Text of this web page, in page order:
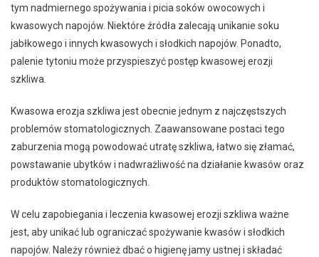
tym nadmiernego spożywania i picia soków owocowych i
kwasowych napojów. Niektóre źródła zalecają unikanie soku
jabłkowego i innych kwasowych i słodkich napojów. Ponadto,
palenie tytoniu może przyspieszyć postęp kwasowej erozji
szkliwa.
Kwasowa erozja szkliwa jest obecnie jednym z najczęstszych
problemów stomatologicznych. Zaawansowane postaci tego
zaburzenia mogą powodować utratę szkliwa, łatwo się złamać,
powstawanie ubytków i nadwrażliwość na działanie kwasów oraz
produktów stomatologicznych.
W celu zapobiegania i leczenia kwasowej erozji szkliwa ważne
jest, aby unikać lub ograniczać spożywanie kwasów i słodkich
napojów. Należy również dbać o higienę jamy ustnej i składać